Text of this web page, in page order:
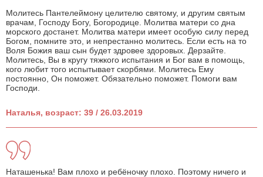
Молитесь Пантелеймону целителю святому, и другим святым
врачам, Господу Богу, Богородице. Молитва матери со дна
морского достанет. Молитва матери имеет особую силу перед
Богом, помните это, и непрестанно молитесь. Если есть на то
Воля Божия ваш сын будет здровее здоровых. Дерзайте.
Молитесь, Вы в кругу тяжкого испытания и Бог вам в помощь,
кого любит того испытывает скорбями. Молитесь Ему
постоянно, Он поможет. Обязательно поможет. Помоги вам
Господи.
Наталья, возраст: 39 / 26.03.2019
Наташенька! Вам плохо и ребёночку плохо. Поэтому ничего и